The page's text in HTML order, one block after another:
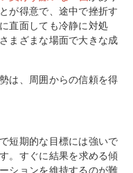
が得意で、途中で挫折す
直面しても冷静に対処
まざまな場面で大きな成
は、周囲からの信頼を得
短期的な目標には強いで
。すぐに結果を求める傾
ションを維持するのが難